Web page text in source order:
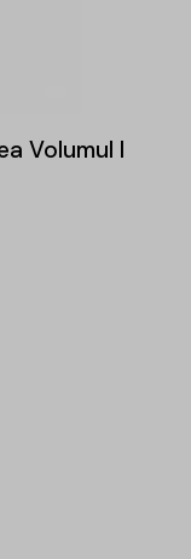
Volumul I